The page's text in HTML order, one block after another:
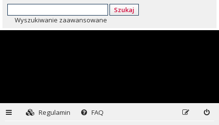
Szukaj
Wyszukiwanie zaawansowane
Regulamin
FAQ